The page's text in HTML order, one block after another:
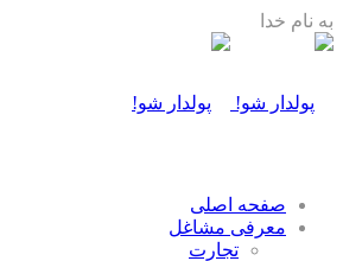
به نام خدا
صفحه اصلی
معرفی مشاغل
تجارت